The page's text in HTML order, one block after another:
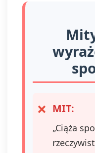
MIT:
„Ciąża